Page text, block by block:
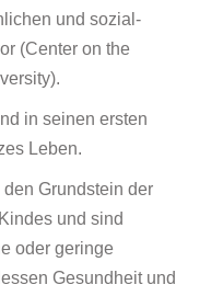
und sozial-
(Center on the
in seinen ersten
Leben.
Grundstein der
und sind
oder geringe
Gesundheit und